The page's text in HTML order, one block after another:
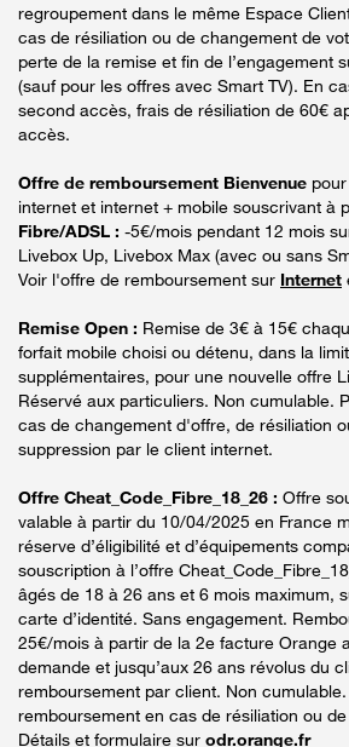
regroupement dans le même Espace
cas de résiliation ou de changement de
perte de la remise et fin de l’engagement
(sauf pour les offres avec Smart TV). En
second accès, frais de résiliation de 60€
accès.
Offre de remboursement Bienvenue
internet et internet + mobile souscrivant à
Fibre/ADSL : -5€/mois pendant 12 mois
Livebox Up, Livebox Max (avec ou sans
Voir l'offre de remboursement sur Internet
Remise Open : Remise de 3€ à 15€
forfait mobile choisi ou détenu, dans la
supplémentaires, pour une nouvelle offre
Réservé aux particuliers. Non cumulable.
cas de changement d'offre, de résiliation
suppression par le client internet.
Offre Cheat_Code_Fibre_18_26 : Offre
valable à partir du 10/04/2025 en France
réserve d’éligibilité et d’équipements
souscription à l’offre
âgés de 18 à 26 ans et 6 mois maximum,
carte d’identité. Sans engagement.
25€/mois à partir de la 2e facture Orange
demande et jusqu’aux 26 ans révolus du
remboursement par client. Non cumulable.
remboursement en cas de résiliation ou
Détails et formulaire sur odr.orange.fr